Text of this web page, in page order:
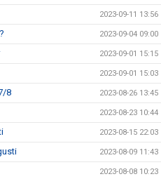
2023-09-11 13:56
2023-09-04 09:00
2023-09-01 15:15
2023-09-01 15:03
8 2023-08-26 13:45
2023-08-23 10:44
2023-08-15 22:03
2023-08-09 11:43
2023-08-08 10:23